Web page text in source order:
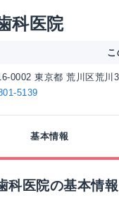
科医院
こ
0002 東京都 荒川区荒川
5139
基本情報
科医院の基本情報